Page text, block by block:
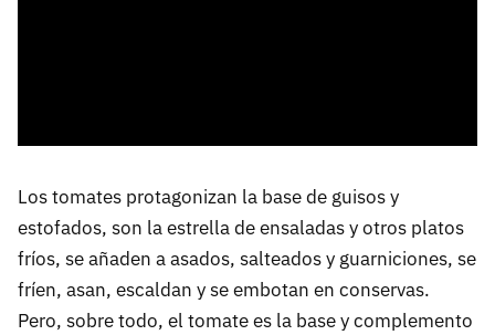
Los tomates protagonizan la base de guisos y
estofados, son la estrella de ensaladas y otros platos
fríos, se añaden a asados, salteados y guarniciones, se
fríen, asan, escaldan y se embotan en conservas.
Pero, sobre todo, el tomate es la base y complemento